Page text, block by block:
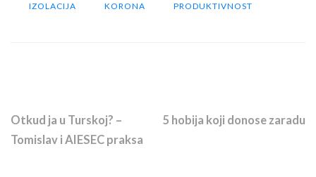
IZOLACIJA KORONA PRODUKTIVNOST
Otkud ja u Turskoj? –
Tomislav i AIESEC praksa
5 hobija koji donose zaradu